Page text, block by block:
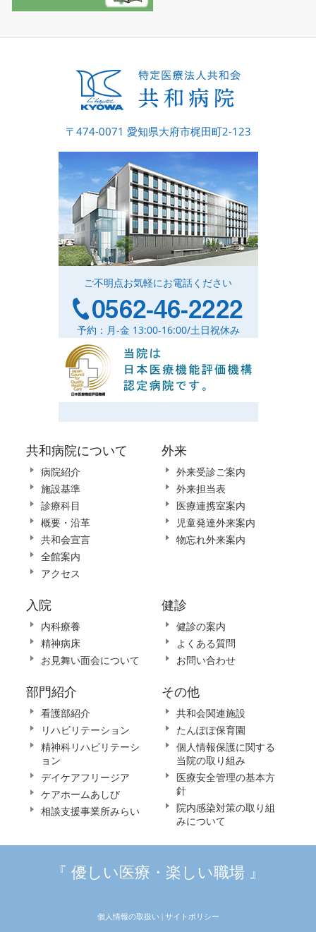
〒474-0071 愛知県大府市梶田町2-123
ご不明点お気軽にお電話ください
予約：月-金 13:00-16:00/土日祝休み
共和病院について
病院紹介
施設基準
診療科目
概要・沿革
共和会宣言
全館案内
アクセス
外来
外来受診ご案内
外来担当表
医療連携室案内
児童発達外来案内
物忘れ外来案内
入院
内科療養
精神病床
お見舞い面会について
健診
健診の案内
よくある質問
お問い合わせ
部門紹介
看護部紹介
リハビリテーション
精神科リハビリテーシ
ョン
デイケアフリージア
ケアホームあしび
相談支援事業所みらい
その他
共和会関連施設
たんぽぽ保育園
個人情報保護に関する
当院の取り組み
医療安全管理の基本方
針
院内感染対策の取り組
みについて
『 優しい医療・楽しい職場 』
個人情報の取扱い | サイトポリシー